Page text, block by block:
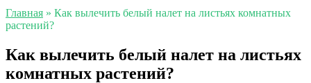
Главная » Как вылечить белый налет на листьях комнатных
растений?
Как вылечить белый налет на листьях
комнатных растений?